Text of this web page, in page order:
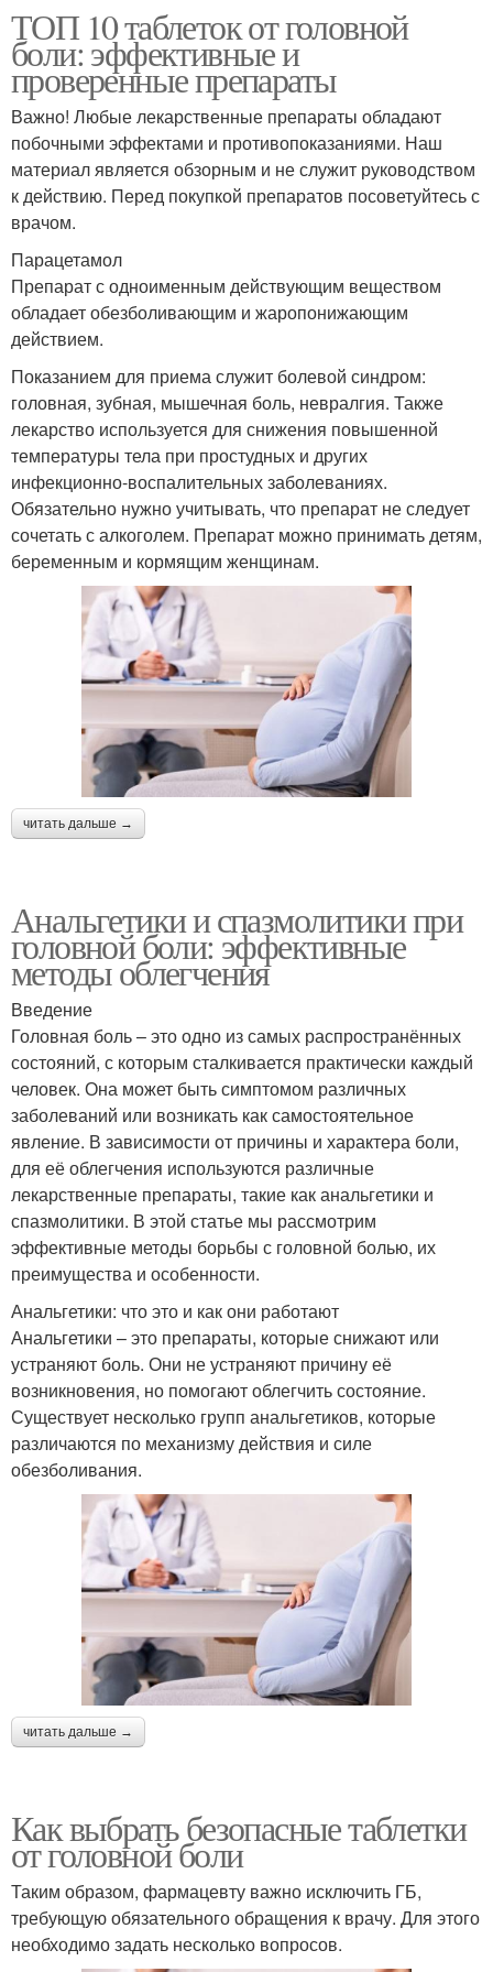
ТОП 10 таблеток от головной
боли: эффективные и
проверенные препараты
Важно! Любые лекарственные препараты обладают
побочными эффектами и противопоказаниями. Наш
материал является обзорным и не служит руководством
к действию. Перед покупкой препаратов посоветуйтесь с
врачом.
Парацетамол
Препарат с одноименным действующим веществом
обладает обезболивающим и жаропонижающим
действием.
Показанием для приема служит болевой синдром:
головная, зубная, мышечная боль, невралгия. Также
лекарство используется для снижения повышенной
температуры тела при простудных и других
инфекционно-воспалительных заболеваниях.
Обязательно нужно учитывать, что препарат не следует
сочетать с алкоголем. Препарат можно принимать детям,
беременным и кормящим женщинам.
читать дальше →
Анальгетики и спазмолитики при
головной боли: эффективные
методы облегчения
Введение
Головная боль – это одно из самых распространённых
состояний, с которым сталкивается практически каждый
человек. Она может быть симптомом различных
заболеваний или возникать как самостоятельное
явление. В зависимости от причины и характера боли,
для её облегчения используются различные
лекарственные препараты, такие как анальгетики и
спазмолитики. В этой статье мы рассмотрим
эффективные методы борьбы с головной болью, их
преимущества и особенности.
Анальгетики: что это и как они работают
Анальгетики – это препараты, которые снижают или
устраняют боль. Они не устраняют причину её
возникновения, но помогают облегчить состояние.
Существует несколько групп анальгетиков, которые
различаются по механизму действия и силе
обезболивания.
читать дальше →
Как выбрать безопасные таблетки
от головной боли
Таким образом, фармацевту важно исключить ГБ,
требующую обязательного обращения к врачу. Для этого
необходимо задать несколько вопросов.